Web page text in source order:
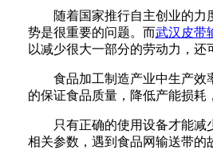
随着国家推行自主创业的力度
势是很重要的问题。而武汉皮带
以减少很大一部分的劳动力，还
食品加工制造产业中生产效率
的保证食品质量，降低产能损耗
只有正确的使用设备才能减少
相关参数，遇到食品网输送带的